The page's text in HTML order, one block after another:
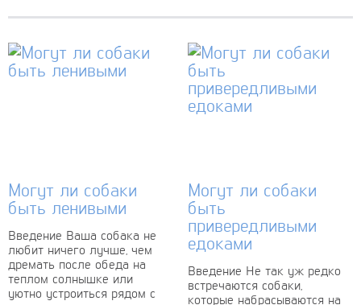
Могут ли собаки
быть ленивыми
Введение Ваша собака не
любит ничего лучше, чем
дремать после обеда на
теплом солнышке или
уютно устроиться рядом с
Могут ли собаки
быть
привередливыми
едоками
Введение Не так уж редко
встречаются собаки,
которые набрасываются на